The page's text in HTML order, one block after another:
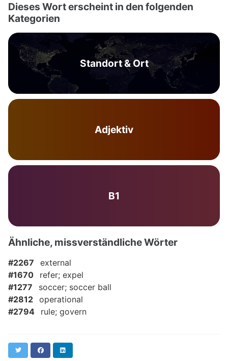
Dieses Wort erscheint in den folgenden
Kategorien
Standort & Ort
Adjektiv
B1
Ähnliche, missverständliche Wörter
#2267
external
#1670
refer; expel
#1277
soccer; soccer ball
#2812 operational
#2794
rule; govern
Twitter Facebook